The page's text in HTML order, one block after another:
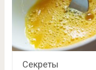
Секреты